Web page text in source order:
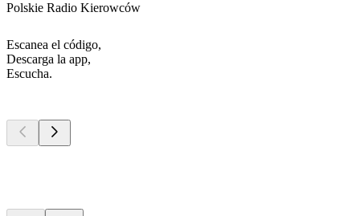
Polskie Radio Kierowców
Escanea el código,
Descarga la app,
Escucha.